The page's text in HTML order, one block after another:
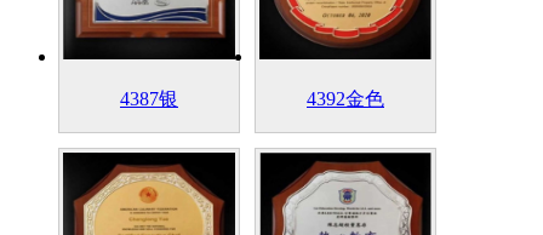
4387银 4392金色